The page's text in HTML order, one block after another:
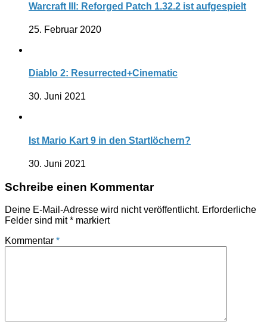
Warcraft III: Reforged Patch 1.32.2 ist aufgespielt
25. Februar 2020
Diablo 2: Resurrected+Cinematic
30. Juni 2021
Ist Mario Kart 9 in den Startlöchern?
30. Juni 2021
Schreibe einen Kommentar
Deine E-Mail-Adresse wird nicht veröffentlicht. Erforderliche
Felder sind mit* markiert
Kommentar *